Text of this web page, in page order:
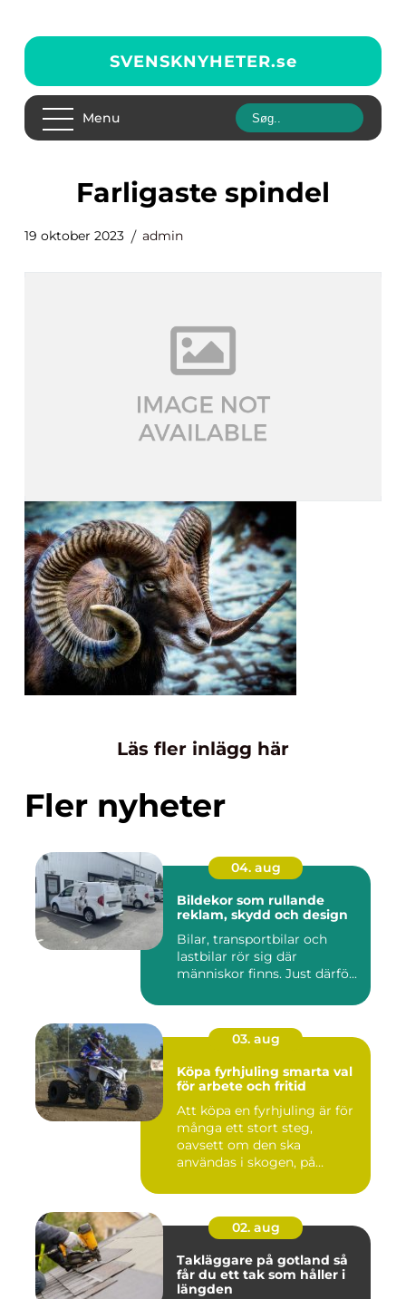
SVENSKNYHETER.se
Menu
farligaste spindel
19 oktober 2023 admin
Läs fler inlägg här
Fler nyheter
04. aug
Bildekor som rullande
reklam, skydd och design
Bilar, transportbilar och
lastbilar rör sig där
människor finns. Just därfö...
03. aug
Köpa fyrhjuling smarta val
för arbete och fritid
Att köpa en fyrhjuling är för
många ett stort steg,
oavsett om den ska
användas i skogen, på
02. aug
Takläggare på gotland så
får du ett tak som håller i
längden